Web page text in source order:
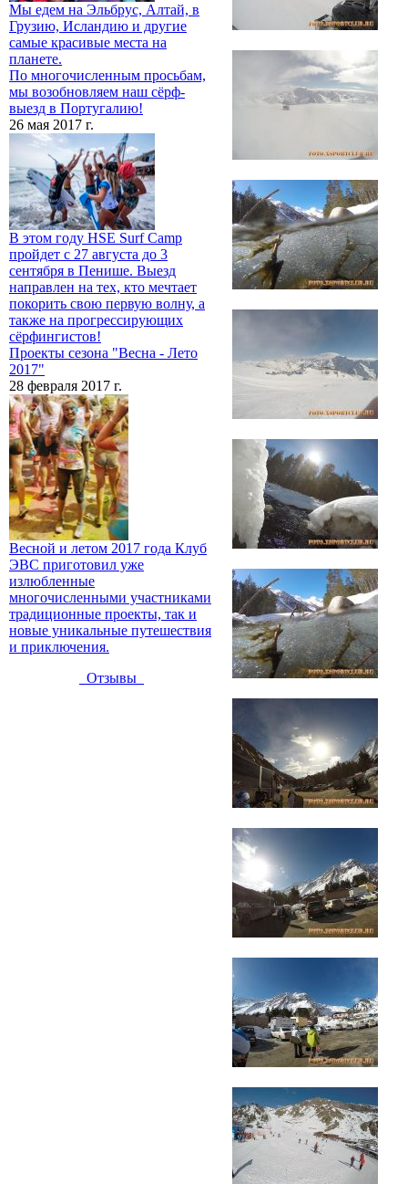
Мы едем на Эльбрус, Алтай, в
Грузию, Исландию и другие
самые красивые места на
планете.
По многочисленным просьбам,
мы возобновляем наш сёрф-
выезд в Португалию!
26 мая 2017 г.
В этом году HSE Surf Camp
пройдет с 27 августа до 3
сентября в Пенише. Выезд
направлен на тех, кто мечтает
покорить свою первую волну, а
также на прогрессирующих
сёрфингистов!
Проекты сезона "Весна - Лето
2017"
28 февраля 2017 г.
Весной и летом 2017 года Клуб
ЭВС приготовил уже
излюбленные
многочисленными участниками
традиционные проекты, так и
новые уникальные путешествия
и приключения.
Отзывы